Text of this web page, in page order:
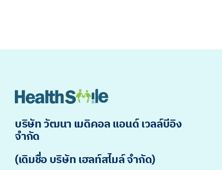
บริษัท วัฒนา เมดิคอล แอนด์ เวลล์บีอิง
จำกัด
(เดิมชื่อ บริษัท เฮลท์สไมล์ จำกัด)